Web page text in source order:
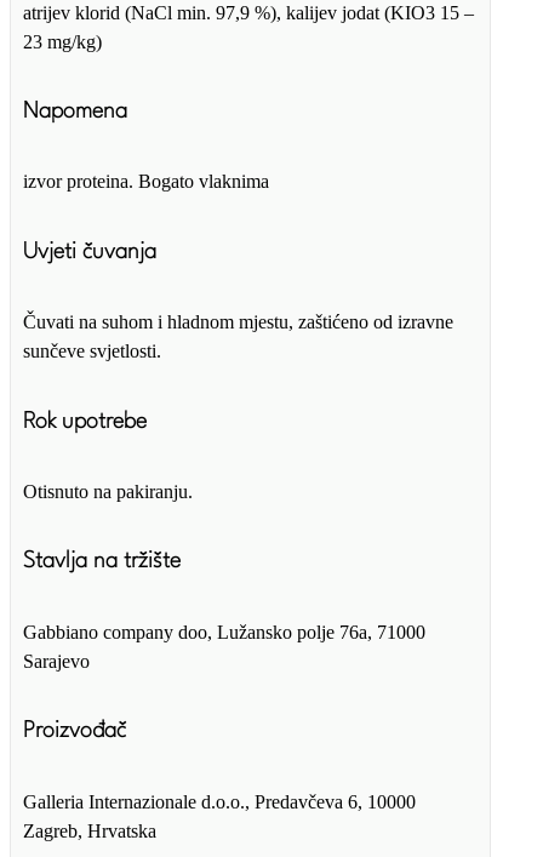
atrijev klorid (NaCl min. 97,9 %), kalijev jodat (KIO3 15 –
23 mg/kg)
Napomena
izvor proteina. Bogato vlaknima
Uvjeti čuvanja
Čuvati na suhom i hladnom mjestu, zaštićeno od izravne
sunčeve svjetlosti.
Rok upotrebe
Otisnuto na pakiranju.
Stavlja na tržište
Gabbiano company doo, Lužansko polje 76a, 71000
Sarajevo
Proizvođač
Galleria Internazionale d.o.o., Predavčeva 6, 10000
Zagreb, Hrvatska